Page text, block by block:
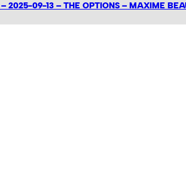
2025-09-13 – THE OPTIONS – MAXIME